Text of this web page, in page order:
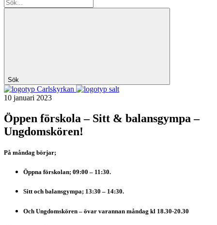
Sök
Carlskyrkan
10 januari 2023
Öppen förskola – Sitt & balansgympa –
Ungdomskören!
På måndag börjar;
Öppna förskolan; 09:00 – 11:30.
Sitt och balansgympa; 13:30 – 14:30.
Och Ungdomskören – övar varannan måndag kl 18.30-20.30